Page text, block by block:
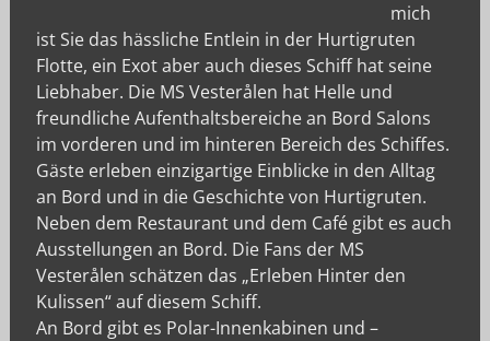
mich
ist Sie das hässliche Entlein in der Hurtigruten
Flotte, ein Exot aber auch dieses Schiff hat seine
Liebhaber. Die MS Vesterålen hat Helle und
freundliche Aufenthaltsbereiche an Bord Salons
im vorderen und im hinteren Bereich des Schiffes.
Gäste erleben einzigartige Einblicke in den Alltag
an Bord und in die Geschichte von Hurtigruten.
Neben dem Restaurant und dem Café gibt es auch
Ausstellungen an Bord. Die Fans der MS
Vesterålen schätzen das „Erleben Hinter den
Kulissen“ auf diesem Schiff.
An Bord gibt es Polar-Innenkabinen und –